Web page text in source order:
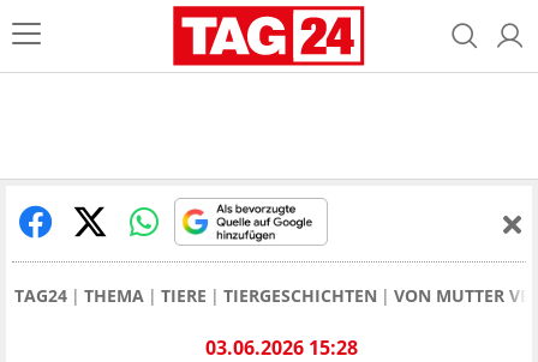
TAG24 THEMA TIERE TIERGESCHICHTEN VON MUTTER
03.06.2026 15:28